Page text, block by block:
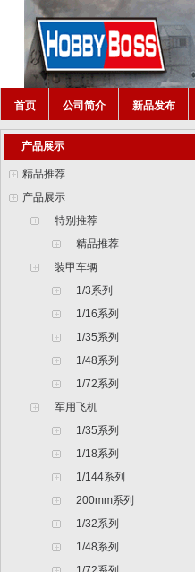
首页 公司简介 新品发布
产品展示
精品推荐
产品展示
特别推荐
精品推荐
装甲车辆
1/3系列
1/16系列
1/35系列
1/48系列
1/72系列
军用飞机
1/35系列
1/18系列
1/144系列
200mm系列
1/32系列
1/48系列